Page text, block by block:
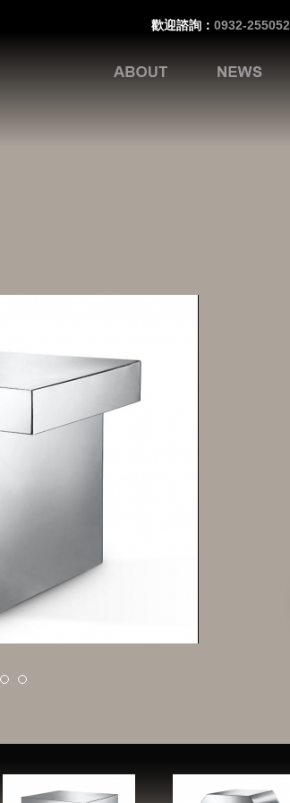
歡迎諮詢： 0932-255052